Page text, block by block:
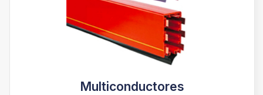
Multiconductores